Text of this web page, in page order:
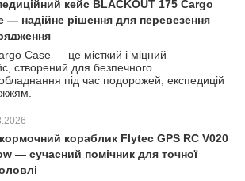
кейс BLACKOUT 175 Cargo
— надійне рішення для перевезення
Case — це місткий і міцний
створений для безпечного
під час подорожей, експедицій
кораблик Flytec GPS RC V020
— сучасний помічник для точної